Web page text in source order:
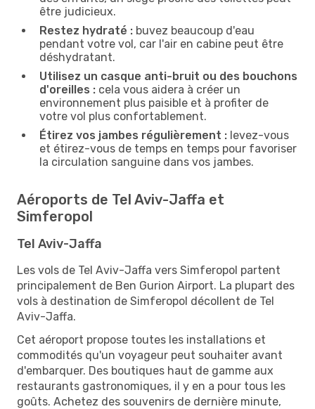
être judicieux.
Restez hydraté : buvez beaucoup d'eau
pendant votre vol, car l'air en cabine peut être
déshydratant.
Utilisez un casque anti-bruit ou des bouchons
d'oreilles : cela vous aidera à créer un
environnement plus paisible et à profiter de
votre vol plus confortablement.
Étirez vos jambes régulièrement : levez-vous
et étirez-vous de temps en temps pour favoriser
la circulation sanguine dans vos jambes.
Aéroports de Tel Aviv-Jaffa et
Simferopol
Tel Aviv-Jaffa
Les vols de Tel Aviv-Jaffa vers Simferopol partent
principalement de Ben Gurion Airport. La plupart des
vols à destination de Simferopol décollent de Tel
Aviv-Jaffa.
Cet aéroport propose toutes les installations et
commodités qu'un voyageur peut souhaiter avant
d'embarquer. Des boutiques haut de gamme aux
restaurants gastronomiques, il y en a pour tous les
goûts. Achetez des souvenirs de dernière minute,